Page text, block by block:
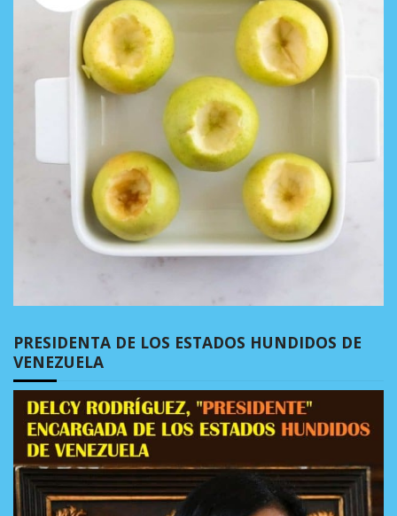
PRESIDENTA DE LOS ESTADOS HUNDIDOS DE
VENEZUELA